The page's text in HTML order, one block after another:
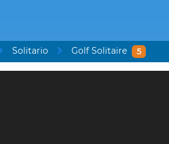
Solitario Golf Solitaire 5